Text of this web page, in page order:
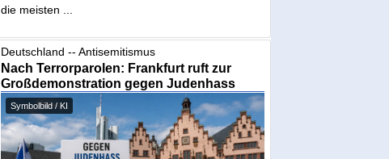
die meisten ...
Deutschland -- Antisemitismus
Nach Terrorparolen: Frankfurt ruft zur
Großdemonstration gegen Judenhass
Symbolbild / KI